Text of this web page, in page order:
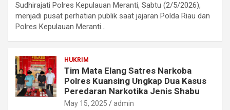
Sudhirajati Polres Kepulauan Meranti, Sabtu (2/5/2026),
menjadi pusat perhatian publik saat jajaran Polda Riau dan
Polres Kepulauan Meranti…
HUKRIM
Tim Mata Elang Satres Narkoba
Polres Kuansing Ungkap Dua Kasus
Peredaran Narkotika Jenis Shabu
May 15, 2025 admin